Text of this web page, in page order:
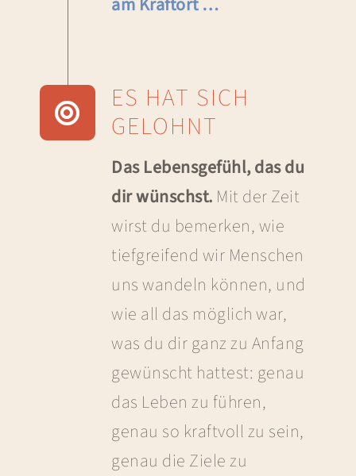
ES HAT SICH
GELOHNT
Das Lebensgefühl, das du
dir wünschst. Mit der Zeit
wirst du bemerken, wie
tiefgreifend wir Menschen
uns wandeln können, und
wie all das möglich war,
was du dir ganz zu Anfang
gewünscht hattest: genau
das Leben zu führen,
genau so kraftvoll zu sein,
genau die Ziele zu